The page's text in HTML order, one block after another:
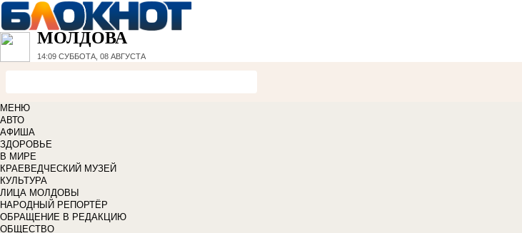
МОЛДОВА
14:09 СУББОТА, 08 АВГУСТА
МЕНЮ
АВТО
АФИША
ЗДОРОВЬЕ
В МИРЕ
КРАЕВЕДЧЕСКИЙ МУЗЕЙ
КУЛЬТУРА
ЛИЦА МОЛДОВЫ
НАРОДНЫЙ РЕПОРТЁР
ОБРАЩЕНИЕ В РЕДАКЦИЮ
ОБЩЕСТВО